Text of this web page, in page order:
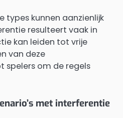
types kunnen aanzienlijk
resulteert vaak in
kan leiden tot vrije
van deze
spelers om de regels
met interferentie